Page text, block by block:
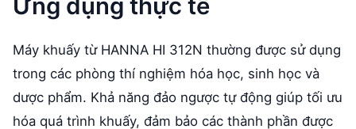
Ứng dụng thực tế
Máy khuấy từ HANNA HI 312N thường được sử dụng
trong các phòng thí nghiệm hóa học, sinh học và
dược phẩm. Khả năng đảo ngược tự động giúp tối ưu
hóa quá trình khuấy, đảm bảo các thành phần được